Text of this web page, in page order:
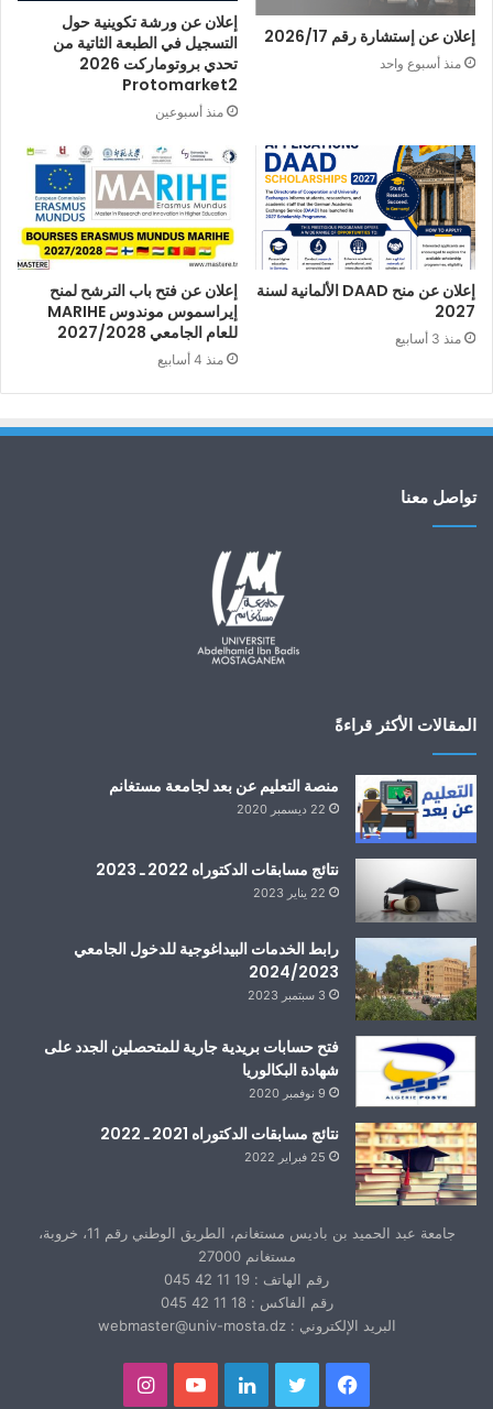
إعلان عن إستشارة رقم 2026/17
منذ أسبوع واحد
إعلان عن ورشة تكوينية حول
التسجيل في الطبعة الثاتية من
تحدي بروتوماركت 2026
Protomarket2
منذ أسبوعين
إعلان عن منح DAAD الألمانية لسنة
2027
منذ 3 أسابيع
إعلان عن فتح باب الترشح لمنح
إيراسموس موندوس MARIHE
للعام الجامعي 2027/2028
منذ 4 أسابيع
تواصل معنا
المقالات الأكثر قراءةً
منصة التعليم عن بعد لجامعة مستغانم
22 ديسمبر 2020
نتائج مسابقات الدكتوراه 2022 ـ 2023
22 يناير 2023
رابط الخدمات البيداغوجية للدخول الجامعي
2024/2023
3 سبتمبر 2023
فتح حسابات بريدية جارية للمتحصلين الجدد على
شهادة البكالوريا
9 نوفمبر 2020
نتائج مسابقات الدكتوراه 2021 ـ 2022
25 فبراير 2022
جامعة عبد الحميد بن باديس مستغانم، الطريق الوطني رقم 11، خروبة،
مستغانم 27000
رقم الهاتف : 19 11 42 045
رقم الفاكس : 18 11 42 045
البريد الإلكتروني : webmaster@univ-mosta.dz
فيسبوك تويتر لينكدإنيوتيوبانستقرام